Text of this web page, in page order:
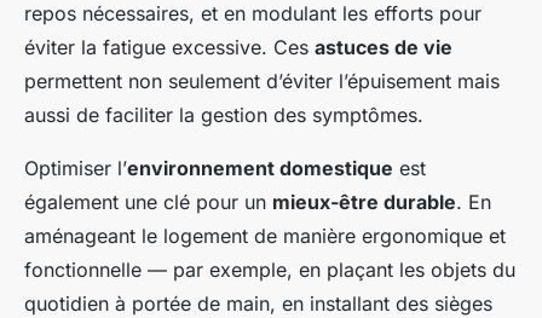
repos nécessaires, et en modulant les efforts pour
éviter la fatigue excessive. Ces astuces de vie
permettent non seulement d’éviter l’épuisement mais
aussi de faciliter la gestion des symptômes.
Optimiser l’environnement domestique est
également une clé pour un mieux-être durable. En
aménageant le logement de manière ergonomique et
fonctionnelle — par exemple, en plaçant les objets du
quotidien à portée de main, en installant des sièges